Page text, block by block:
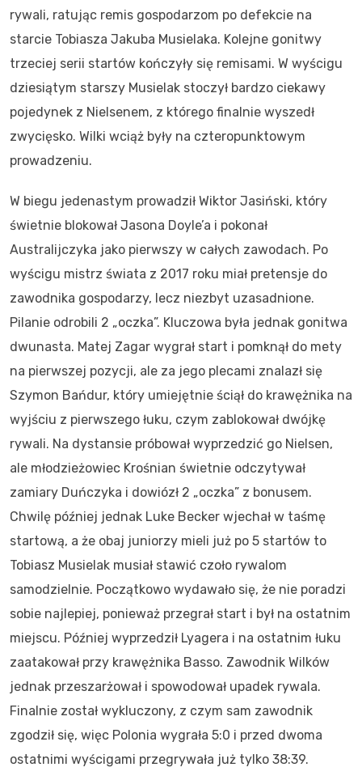
rywali, ratując remis gospodarzom po defekcie na
starcie Tobiasza Jakuba Musielaka. Kolejne gonitwy
trzeciej serii startów kończyły się remisami. W wyścigu
dziesiątym starszy Musielak stoczył bardzo ciekawy
pojedynek z Nielsenem, z którego finalnie wyszedł
zwycięsko. Wilki wciąż były na czteropunktowym
prowadzeniu.
W biegu jedenastym prowadził Wiktor Jasiński, który
świetnie blokował Jasona Doyle’a i pokonał
Australijczyka jako pierwszy w całych zawodach. Po
wyścigu mistrz świata z 2017 roku miał pretensje do
zawodnika gospodarzy, lecz niezbyt uzasadnione.
Pilanie odrobili 2 „oczka”. Kluczowa była jednak gonitwa
dwunasta. Matej Zagar wygrał start i pomknął do mety
na pierwszej pozycji, ale za jego plecami znalazł się
Szymon Bańdur, który umiejętnie ściął do krawężnika na
wyjściu z pierwszego łuku, czym zablokował dwójkę
rywali. Na dystansie próbował wyprzedzić go Nielsen,
ale młodzieżowiec Krośnian świetnie odczytywał
zamiary Duńczyka i dowiózł 2 „oczka” z bonusem.
Chwilę później jednak Luke Becker wjechał w taśmę
startową, a że obaj juniorzy mieli już po 5 startów to
Tobiasz Musielak musiał stawić czoło rywalom
samodzielnie. Początkowo wydawało się, że nie poradzi
sobie najlepiej, ponieważ przegrał start i był na ostatnim
miejscu. Później wyprzedził Lyagera i na ostatnim łuku
zaatakował przy krawężnika Basso. Zawodnik Wilków
jednak przeszarżował i spowodował upadek rywala.
Finalnie został wykluczony, z czym sam zawodnik
zgodził się, więc Polonia wygrała 5:0 i przed dwoma
ostatnimi wyścigami przegrywała już tylko 38:39.